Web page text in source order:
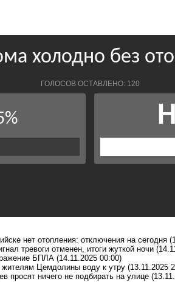
нет отопления: отключения на сегодня
тревоги отменен, итоги жуткой ночи
БПЛА (14.11.2025 00:00)
жителям Цемдолины воду к утру (13.11.2025
просят ничего не подбирать на улице